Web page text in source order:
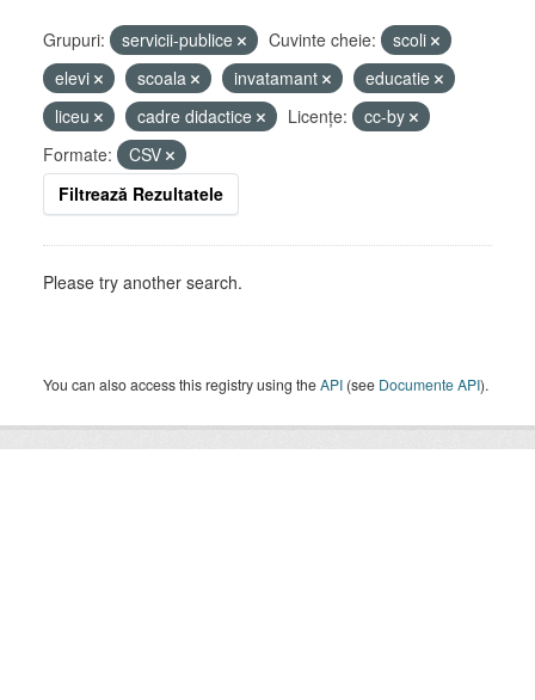
Grupuri: servicii-publice Cuvinte cheie:
scoli
elevi
scoala invatamant
educatie
liceu
cadre didactice Licenţe:
cc-by
Formate:
CSV
Filtrează Rezultatele
Please try another search.
You can also access this registry using theAPI (see Documente API).